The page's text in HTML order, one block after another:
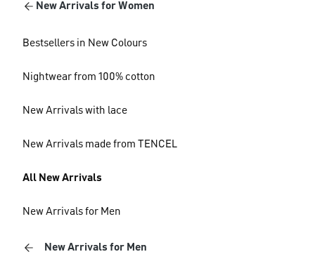
New Arrivals for Women
Bestsellers in New Colours
Nightwear from 100% cotton
New Arrivals with lace
New Arrivals made from TENCEL
All New Arrivals
New Arrivals for Men
New Arrivals for Men